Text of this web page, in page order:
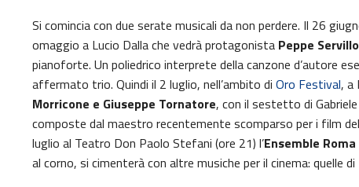
Si comincia con due serate musicali da non perdere. Il 26
omaggio a Lucio Dalla che vedrà protagonista Peppe Servillo
pianoforte. Un poliedrico interprete della canzone d’autore
affermato trio. Quindi il 2 luglio, nell’ambito di Oro Festival, a
Morricone e Giuseppe Tornatore, con il sestetto di
composte dal maestro recentemente scomparso per i film
luglio al Teatro Don Paolo Stefani (ore 21) l’Ensemble
al corno, si cimenterà con altre musiche per il cinema: quelle di